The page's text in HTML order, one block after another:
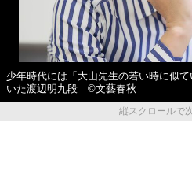
少年時代には「大山先生の若い時に似
いた渡辺明九段 ©︎文藝春秋
縦スクロールで